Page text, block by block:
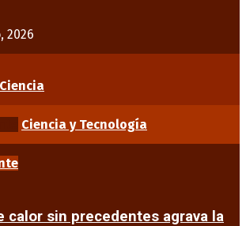
2026
Ciencia y Tecnología
calor sin precedentes agrava la